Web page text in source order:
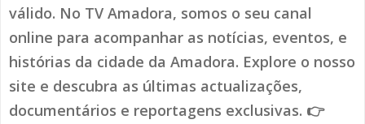
válido. No TV Amadora, somos o seu canal
online para acompanhar as notícias, eventos, e
histórias da cidade da Amadora. Explore o nosso
site e descubra as últimas actualizações,
documentários e reportagens exclusivas. 👉